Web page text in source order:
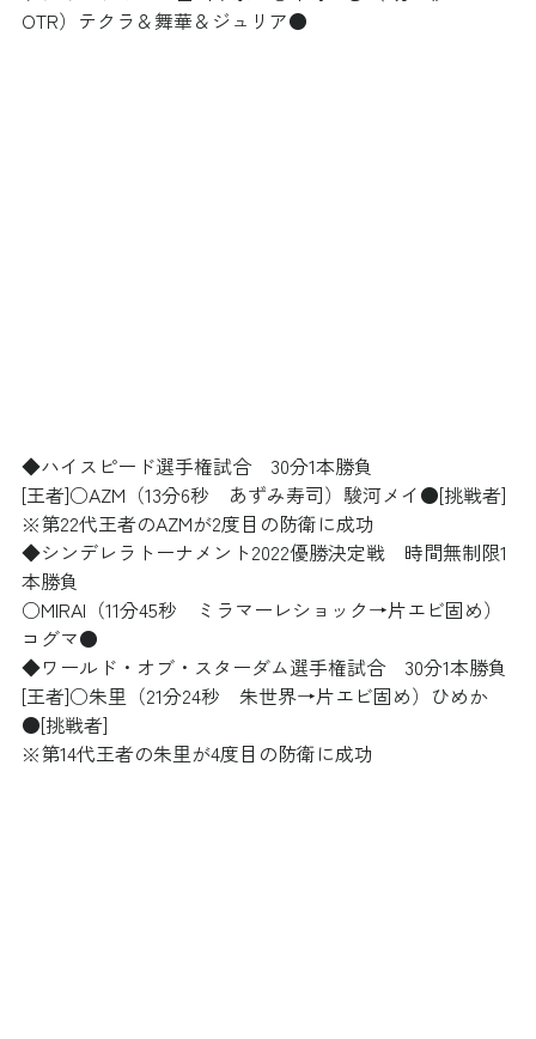
◆ハイスピード選手権試合　30分1本勝負
[王者]○AZM（13分6秒　あずみ寿司）駿河メイ●[挑戦者]
※第22代王者のAZMが2度目の防衛に成功
◆シンデレラトーナメント2022優勝決定戦　時間無制限1
本勝負
○MIRAI（11分45秒　ミラマーレショック→片エビ固め）
コグマ●
◆ワールド・オブ・スターダム選手権試合　30分1本勝負
[王者]○朱里（21分24秒　朱世界→片エビ固め）ひめか
●[挑戦者]
※第14代王者の朱里が4度目の防衛に成功